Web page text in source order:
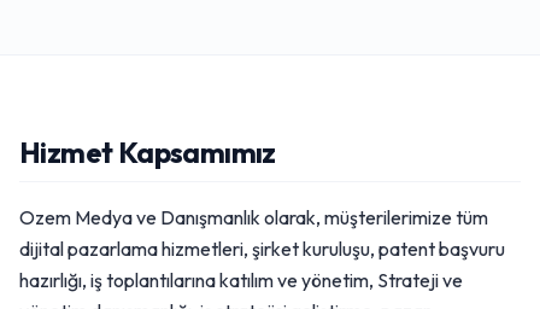
Hizmet Kapsamımız
Ozem Medya ve Danışmanlık olarak, müşterilerimize tüm
dijital pazarlama hizmetleri, şirket kuruluşu, patent başvuru
hazırlığı, iş toplantılarına katılım ve yönetim, Strateji ve